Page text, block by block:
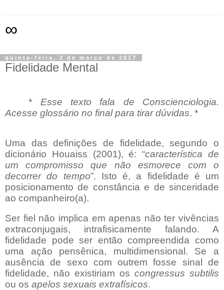
∞
quinta-feira, 2 de março de 2017
Fidelidade Mental
* Esse texto fala de Conscienciologia.
Acesse glossário no final para tirar dúvidas. *
Uma das definições de fidelidade, segundo o
dicionário Houaiss (2001), é: “característica de
um compromisso que não esmorece com o
decorrer do tempo”. Isto é, a fidelidade é um
posicionamento de constância e de sinceridade
ao companheiro(a).
Ser fiel não implica em apenas não ter vivências
extraconjugais, intrafisicamente falando. A
fidelidade pode ser então compreendida como
uma ação pensênica, multidimensional. Se a
ausência de sexo com outrem fosse sinal de
fidelidade, não existiriam os congressus subtilis
ou os apelos sexuais extrafísicos.